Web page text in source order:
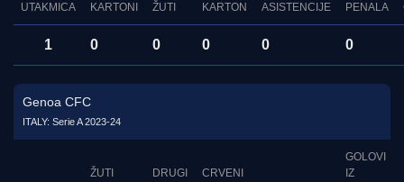
UTAKMICA
KARTONI
ŽUTI
KARTON
ASISTENCIJE
PENALA
1 0 0 0 0 0
Genoa CFC
ITALY: Serie A 2023-24
ŽUTI
DRUGI
CRVENI
GOLOVI
IZ